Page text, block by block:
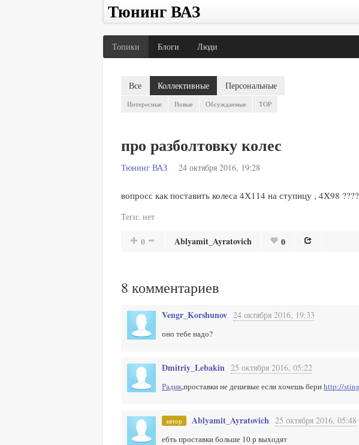
Тюнинг ВАЗ
Топики Блоги Люди
Все Коллективные Персональные
Интересные Новые Обсуждаемые TOP
про разболтовку колес
Тюнинг ВАЗ 24 октября 2016, 19:28
вопросс как поставить колеса 4Х114 на ступицу , 4Х98
Теги: нет
0 Ablyamit_Ayratovich 0
8 комментариев
Vengr_Korshunov 24 октября 2016, 19:33
оно тебе надо?
Dmitriy_Lebakin 25 октября 2016, 05:22
Радик,проставки не дешевые если хочешь бериhttp://
автор Ablyamit_Ayratovich 25 октября 2016, 05:48
ебть проставки больше 10 р выходят